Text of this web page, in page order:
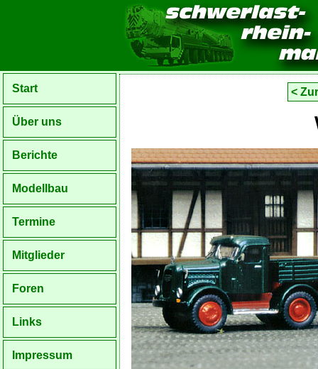
Start
Über uns
Berichte
Modellbau
Termine
Mitglieder
Foren
Links
Impressum
<